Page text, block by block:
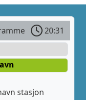
20:31
stasjon